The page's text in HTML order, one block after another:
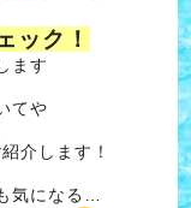
ック！
ます
てや
介します！
気になる…